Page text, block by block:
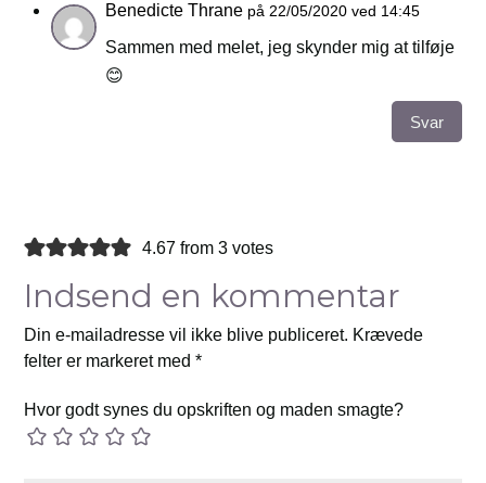
Benedicte Thrane på 22/05/2020 ved 14:45
Sammen med melet, jeg skynder mig at tilføje
😊
Svar
4.67 from 3 votes
Indsend en kommentar
Din e-mailadresse vil ikke blive publiceret. Krævede
felter er markeret med*
Hvor godt synes du opskriften og maden smagte?